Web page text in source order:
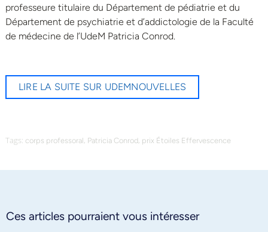
professeure titulaire du Département de pédiatrie et du
Département de psychiatrie et d’addictologie de la Faculté
de médecine de l’UdeM Patricia Conrod.
LIRE LA SUITE SUR UDEMNOUVELLES
Tags: corps professoral, Patricia Conrod, prix Étoiles Effervescence
Ces articles pourraient vous intéresser